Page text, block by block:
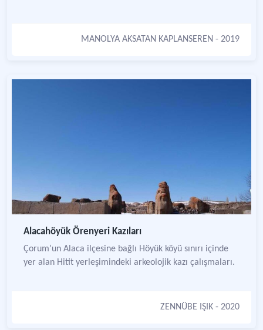
MANOLYA AKSATAN KAPLANSEREN - 2019
Alacahöyük Örenyeri Kazıları
Çorum’un Alaca ilçesine bağlı Höyük köyü sınırı içinde
yer alan Hitit yerleşimindeki arkeolojik kazı çalışmaları.
ZENNÜBE IŞIK - 2020